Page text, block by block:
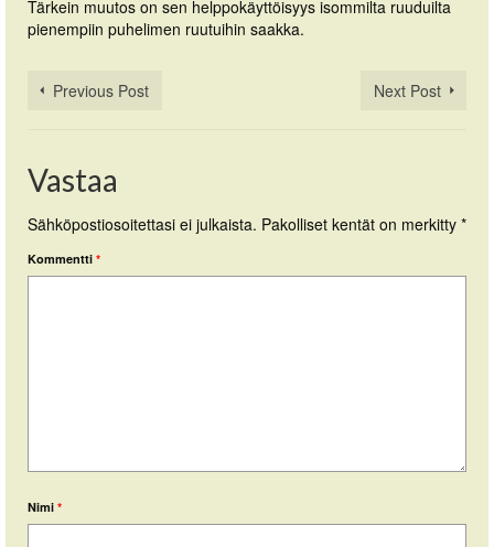
Tärkein muutos on sen helppokäyttöisyys isommilta ruuduilta
pienempiin puhelimen ruutuihin saakka.
Previous Post Next Post
Vastaa
Sähköpostiosoitettasi ei julkaista. Pakolliset kentät on merkitty *
Kommentti *
Nimi *